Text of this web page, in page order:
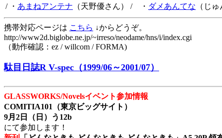
/ ・ あまねアンテナ （天野優さん） / ・ ダメあんてな （じ
携帯対応ページは こちら ↓からどうぞ。
http://www2d.biglobe.ne.jp/~irreso/neodame/hns/i/index.cgi
（動作確認：ez / willcom / FORMA)
駄目日誌R V-spec（1999/06～2001/07）
GLASSWORKS/Novelsイベント参加情報
COMITIA101（東京ビッグサイト）
9月2日（日）う12b
にて参加します！